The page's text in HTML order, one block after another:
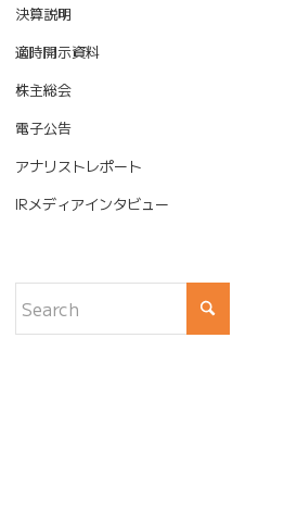
決算説明
適時開示資料
株主総会
電子公告
アナリストレポート
IRメディアインタビュー